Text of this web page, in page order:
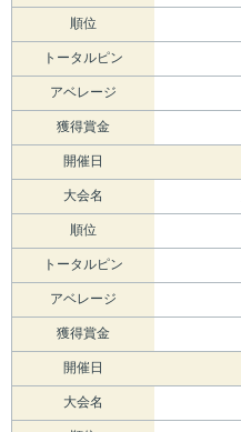
順位
トータルピン
アベレージ
獲得賞金
開催日
大会名
順位
トータルピン
アベレージ
獲得賞金
開催日
大会名